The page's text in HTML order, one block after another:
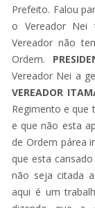
Prefeito. Falou
o Vereador
Vereador não
Ordem.
Vereador Nei a
VEREADOR
Regimento e que
e que não esta
de Ordem párea
que esta
não seja citada
aqui é um